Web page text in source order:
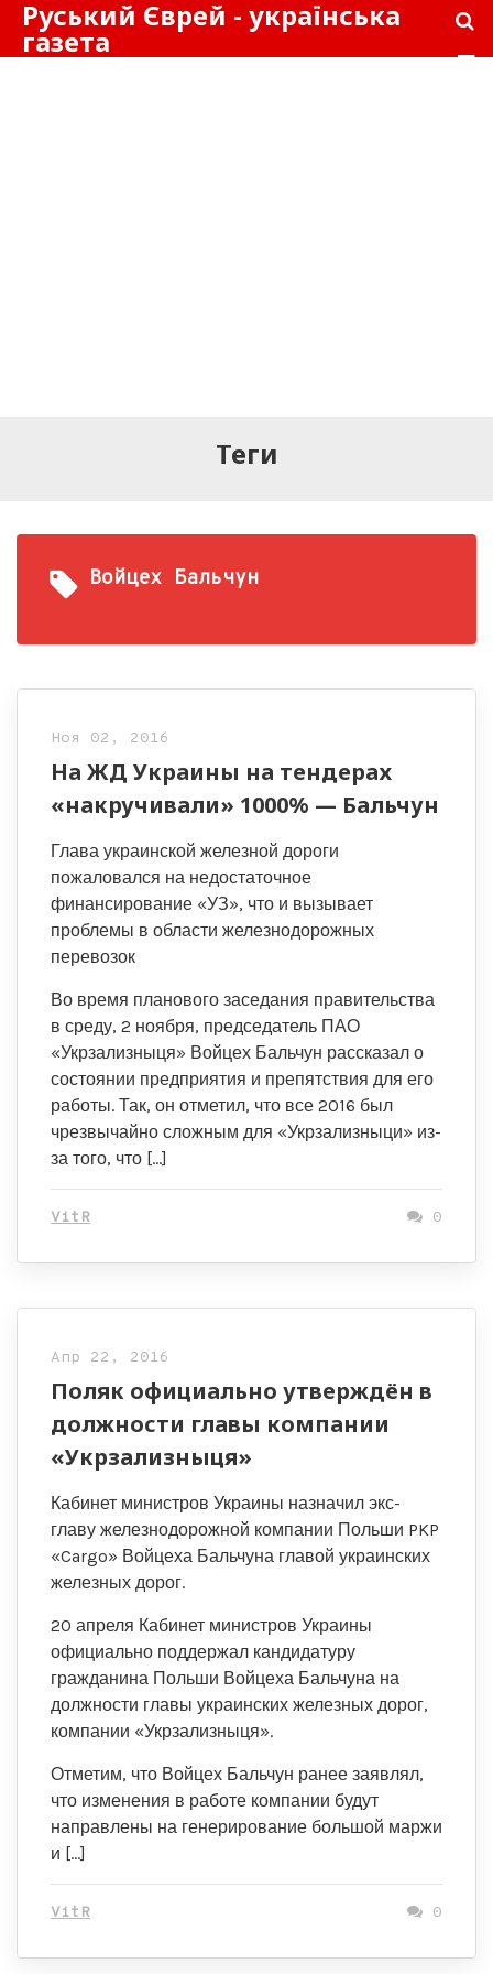
Руський Єврей - українська
газета
Теги
Войцех Бальчун
Ноя 02, 2016
На ЖД Украины на тендерах
«накручивали» 1000% — Бальчун
Глава украинской железной дороги
пожаловался на недостаточное
финансирование «УЗ», что и вызывает
проблемы в области железнодорожных
перевозок
Во время планового заседания правительства
в среду, 2 ноября, председатель ПАО
«Укрзализныця» Войцех Бальчун рассказал о
состоянии предприятия и препятствия для его
работы. Так, он отметил, что все 2016 был
чрезвычайно сложным для «Укрзализныци» из-
за того, что […]
VitR 0
Апр 22, 2016
Поляк официально утверждён в
должности главы компании
«Укрзализныця»
Кабинет министров Украины назначил экс-
главу железнодорожной компании Польши PKP
«Cargo» Войцеха Бальчуна главой украинских
железных дорог.
20 апреля Кабинет министров Украины
официально поддержал кандидатуру
гражданина Польши Войцеха Бальчуна на
должности главы украинских железных дорог,
компании «Укрзализныця».
Отметим, что Войцех Бальчун ранее заявлял,
что изменения в работе компании будут
направлены на генерирование большой маржи
и […]
VitR 0